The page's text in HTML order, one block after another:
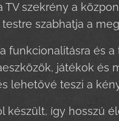
szekrény a
szabhatja a
funkcionalitásra és
játékok és
lehetővé teszi a
készült, így hosszú